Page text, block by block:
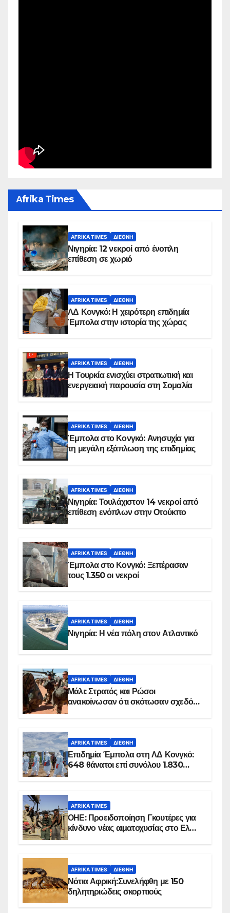
Αfrika Times
AFRIKA TIMES ΔΙΕΘΝΉ
Νιγηρία: 12 νεκροί από ένοπλη
επίθεση σε χωριό
AFRIKA TIMES ΔΙΕΘΝΉ
ΛΔ Κονγκό: Η χειρότερη επιδημία
Έμπολα στην ιστορία της χώρας
AFRIKA TIMES ΔΙΕΘΝΉ
Η Τουρκία ενισχύει στρατιωτική και
ενεργειακή παρουσία στη Σομαλία
AFRIKA TIMES ΔΙΕΘΝΉ
Έμπολα στο Κονγκό: Ανησυχία για
τη μεγάλη εξάπλωση της επιδημίας
AFRIKA TIMES ΔΙΕΘΝΉ
Νιγηρία: Τουλάχιστον 14 νεκροί από
επίθεση ενόπλων στην Οτούκπο
AFRIKA TIMES ΔΙΕΘΝΉ
Έμπολα στο Κονγκό: Ξεπέρασαν
τους 1.350 οι νεκροί
AFRIKA TIMES ΔΙΕΘΝΉ
Νιγηρία: Η νέα πόλη στον Ατλαντικό
AFRIKA TIMES ΔΙΕΘΝΉ
Μάλι: Στρατός και Ρώσοι
ανακοίνωσαν ότι σκότωσαν σχεδόν
AFRIKA TIMES ΔΙΕΘΝΉ
Επιδημία Έμπολα στη ΛΔ Κονγκό:
648 θάνατοι επί συνόλου 1.830
AFRIKA TIMES
ΟΗΕ: Προειδοποίηση Γκουτέρες για
κίνδυνο νέας αιματοχυσίας στο Ελ
AFRIKA TIMES ΔΙΕΘΝΉ
Νότια Αφρική:Συνελήφθη με 150
δηλητηριώδεις σκορπιούς